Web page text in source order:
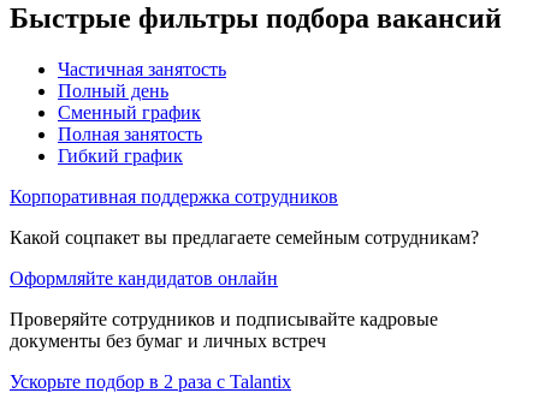
Быстрые фильтры подбора вакансий
Частичная занятость
Полный день
Сменный график
Полная занятость
Гибкий график
Корпоративная поддержка сотрудников
Какой соцпакет вы предлагаете семейным сотрудникам?
Оформляйте кандидатов онлайн
Проверяйте сотрудников и подписывайте кадровые
документы без бумаг и личных встреч
Ускорьте подбор в 2 раза с Talantix